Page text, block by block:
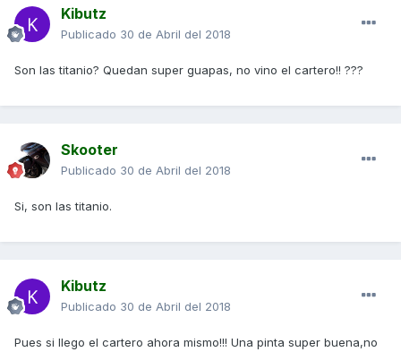
Kibutz
Publicado 30 de Abril del 2018
Son las titanio? Quedan super guapas, no vino el cartero!! ???
Skooter
Publicado 30 de Abril del 2018
Si, son las titanio.
Kibutz
Publicado 30 de Abril del 2018
Pues si llego el cartero ahora mismo!!! Una pinta super buena,no